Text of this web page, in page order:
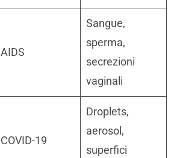
AIDS
Sangue,
sperma,
secrezioni
vaginali
COVID-19
Droplets,
aerosol,
superfici